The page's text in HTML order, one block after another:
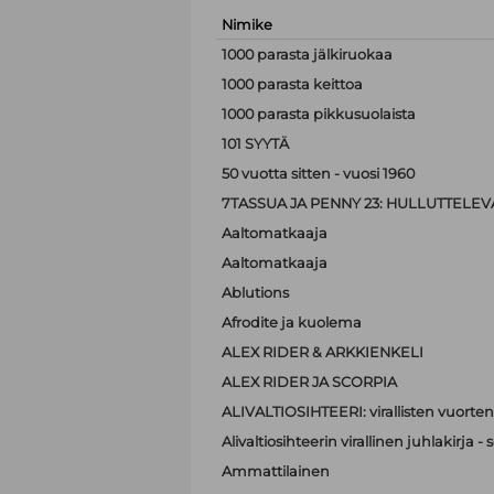
Nimike
1000 parasta jälkiruokaa
1000 parasta keittoa
1000 parasta pikkusuolaista
101 SYYTÄ
50 vuotta sitten - vuosi 1960
7TASSUA JA PENNY 23:
Aaltomatkaaja
Aaltomatkaaja
Ablutions
Afrodite ja kuolema
ALEX RIDER & ARKKIENKELI
ALEX RIDER JA SCORPIA
ALIVALTIOSIHTEERI: virallisten
Alivaltiosihteerin virallinen juhlakirja -
Ammattilainen